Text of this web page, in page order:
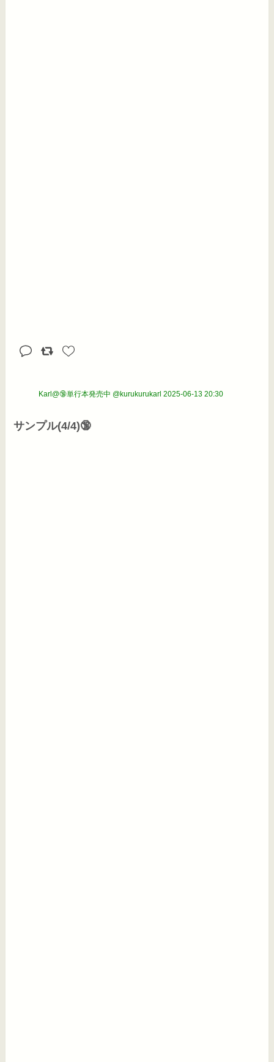
Karl@🔞単行本発売中 @kurukurukarl 2025-06-13 20:30
サンプル(4/4)🔞